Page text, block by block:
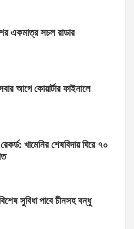
একমাত্র সচল রাডার
আগে কোয়ার্টার ফাইনালে
খামেনির শেষবিদায় ঘিরে ৭০
সুবিধা পাবে চীনসহ বন্ধু